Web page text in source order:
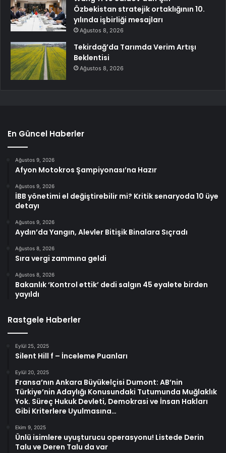
Özbekistan stratejik ortaklığının 10.
yılında işbirliği mesajları
Ağustos 8, 2026
Tekirdağ’da Tarımda Verim Artışı
Beklentisi
Ağustos 8, 2026
En Güncel Haberler
Ağustos 9, 2026
Afyon Motokros Şampiyonası’na Hazır
Ağustos 9, 2026
İBB yönetimi el değiştirebilir mi? Kritik senaryoda 10 üye
detayı
Ağustos 9, 2026
Aydın’da Yangın, Alevler Bitişik Binalara Sıçradı
Ağustos 8, 2026
Sıra vergi zammına geldi
Ağustos 8, 2026
Bakanlık ‘Kontrol ettik’ dedi salgın 45 eyalete birden
yayıldı
Rastgele Haberler
Eylül 25, 2025
Silent Hill f – İnceleme Puanları
Eylül 20, 2025
Fransa’nın Ankara Büyükelçisi Dumont: AB’nin
Türkiye’nin Adaylığı Konusundaki Tutumunda Muğlaklık
Yok. Süreç Hukuk Devleti, Demokrasi ve İnsan Hakları
Gibi Kriterlere Uyulmasına…
Ekim 9, 2025
Ünlü isimlere uyuşturucu operasyonu! Listede Derin
Talu ve Deren Talu da var